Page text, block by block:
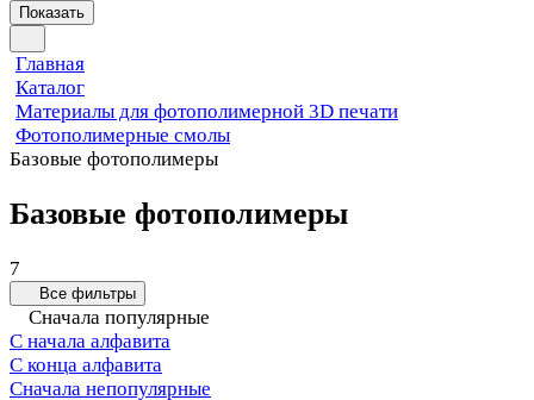
Показать
Главная
Каталог
Материалы для фотополимерной 3D печати
Фотополимерные смолы
Базовые фотополимеры
Базовые фотополимеры
7
Все фильтры
Сначала популярные
С начала алфавита
С конца алфавита
Сначала непопулярные